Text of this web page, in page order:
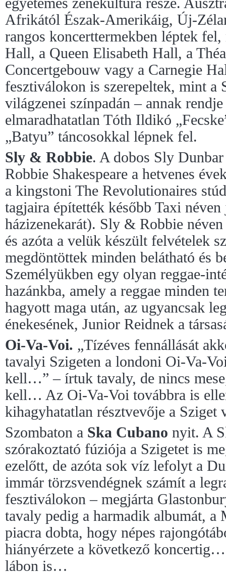
egyetemes zenekultúra része.
Afrikától Észak-Amerikáig, Új-
rangos koncerttermekben léptek
Hall, a Queen Elisabeth Hall, a
Concertgebouw vagy a Carnegie
fesztiválokon is szerepeltek, mint a
világzenei színpadán – annak
elmaradhatatlan Tóth Ildikó
„Batyu” táncosokkal lépnek fel.
Sly & Robbie. A dobos Sly Dunbar
Robbie Shakespeare a hetvenes
a kingstoni The Revolutionaires
tagjaira építették később Taxi
házizenekarát). Sly & Robbie
és azóta a velük készült felvételek
megdöntöttek minden belátható és
Személyükben egy olyan reggae-
hazánkba, amely a reggae minden
hagyott maga után, az ugyancsak
énekesének, Junior Reidnek a
Oi-Va-Voi. „Tízéves fennállását
tavalyi Szigeten a londoni Oi-Va-
kell…” – írtuk tavaly, de nincs
kell… Az Oi-Va-Voi továbbra is
kihagyhatatlan résztvevője a Sziget
Szombaton a Ska Cubano nyit. A
szórakoztató fúziója a Szigetet is
ezelőtt, de azóta sok víz lefolyt a
immár törzsvendégnek számít a
fesztiválokon – megjárta
tavaly pedig a harmadik albumát, a
piacra dobta, hogy népes
hiányérzete a következő
lábon is…